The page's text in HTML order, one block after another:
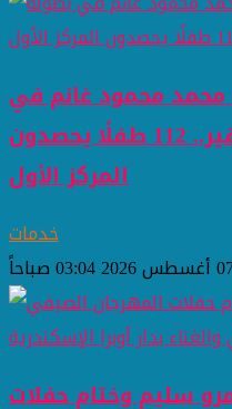
محمد محمود غانم في
بطولة «دكتور ماث» بأبو قير.. 112 طفلًا يحصدون
المركز الأول
خدمات
سليم وختام حفلات